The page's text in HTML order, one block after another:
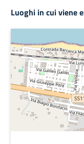
Luoghi in cui viene